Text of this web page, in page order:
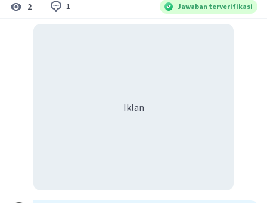
2 1 Jawaban terverifikasi
Iklan